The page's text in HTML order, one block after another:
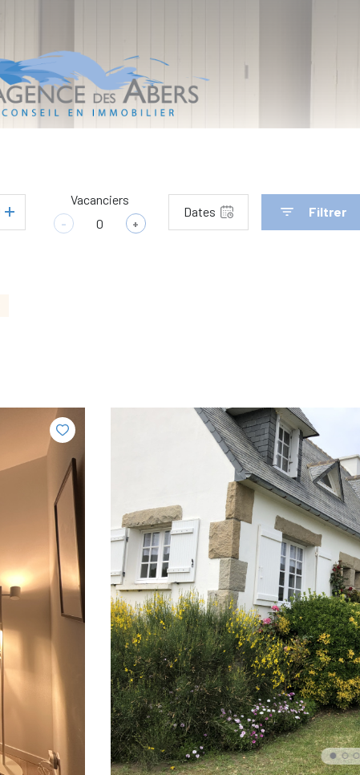
Vacanciers
- +
Dates Filtrer